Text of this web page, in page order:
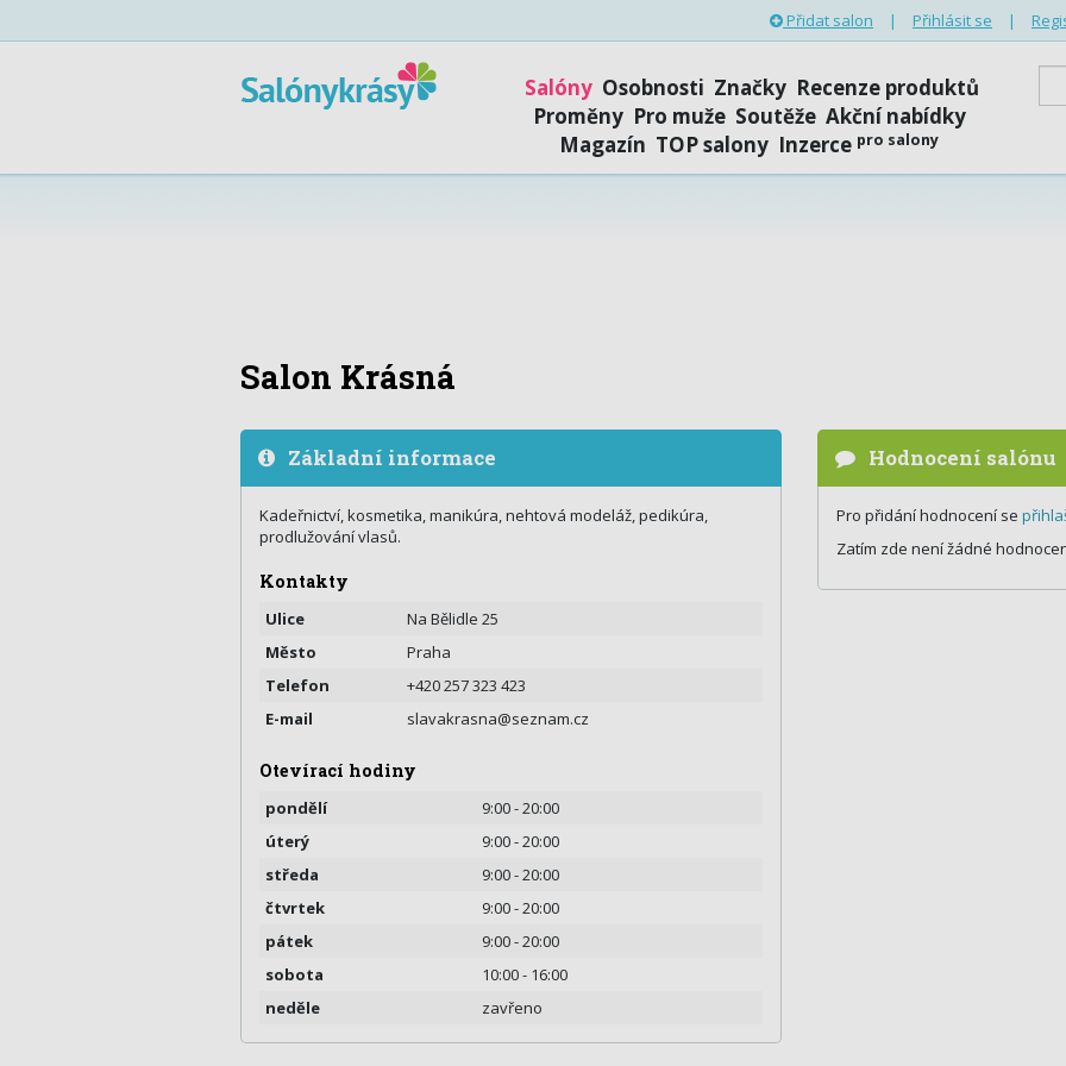
Přidat salon | Přihlásit se |
Salóny Osobnosti Značky Recenze produktů
Proměny Pro muže Soutěže Akční nabídky
Magazín TOP salony Inzerce pro salony
Salon Krásná
Základní informace
Kadeřnictví, kosmetika, manikúra, nehtová modeláž, pedikúra,
prodlužování vlasů.
Kontakty
Ulice
Na Bělidle 25
Město
Praha
Telefon
+420 257 323 423
E-mail
slavakrasna@seznam.cz
Otevírací hodiny
pondělí
9:00 - 20:00
úterý
9:00 - 20:00
středa
9:00 - 20:00
čtvrtek
9:00 - 20:00
pátek
9:00 - 20:00
sobota
10:00 - 16:00
neděle
zavřeno
Hodnocení salónu
Pro přidání hodnocení se
Zatím zde není žádné